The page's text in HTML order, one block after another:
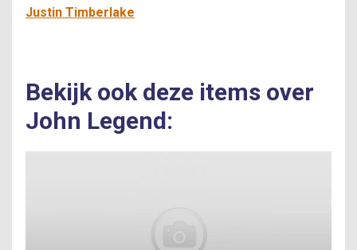
Justin Timberlake
Bekijk ook deze items over
John Legend: